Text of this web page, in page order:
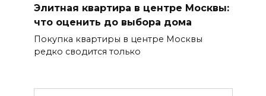
Элитная квартира в центре Москвы:
что оценить до выбора дома
Покупка квартиры в центре Москвы
редко сводится только